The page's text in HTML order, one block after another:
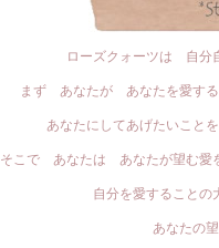
ローズクォーツは 自分
まず あなたが あなたを愛す
あなたにしてあげたいこと
そこで あなたは あなたが望む愛
自分を愛することの
あなたの